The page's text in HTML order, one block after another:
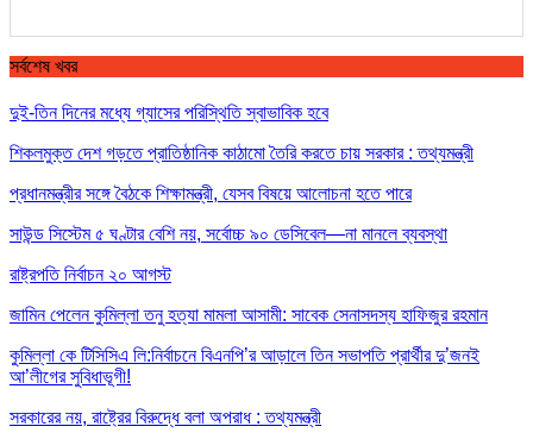
সর্বশেষ খবর
দুই-তিন দিনের মধ্যে গ্যাসের পরিস্থিতি স্বাভাবিক হবে
শিকলমুক্ত দেশ গড়তে প্রাতিষ্ঠানিক কাঠামো তৈরি করতে চায় সরকার : তথ্যমন্ত্রী
প্রধানমন্ত্রীর সঙ্গে বৈঠকে শিক্ষামন্ত্রী, যেসব বিষয়ে আলোচনা হতে পারে
সাউন্ড সিস্টেম ৫ ঘণ্টার বেশি নয়, সর্বোচ্চ ৯০ ডেসিবেল—না মানলে ব্যবস্থা
রাষ্ট্রপতি নির্বাচন ২০ আগস্ট
জামিন পেলেন কুমিল্লা তনু হত্যা মামলা আসামী: সাবেক সেনাসদস্য হাফিজুর রহমান
কুমিল্লা কে টিসিসিএ লি:নির্বাচনে বিএনপি’র আড়ালে তিন সভাপতি প্রার্থীর দু’জনই
আ’লীগের সুবিধাভূগী!
সরকারের নয়, রাষ্ট্রের বিরুদ্ধে বলা অপরাধ : তথ্যমন্ত্রী